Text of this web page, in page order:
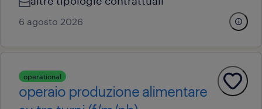
6 agosto 2026
operational
operaio produzione alimentare